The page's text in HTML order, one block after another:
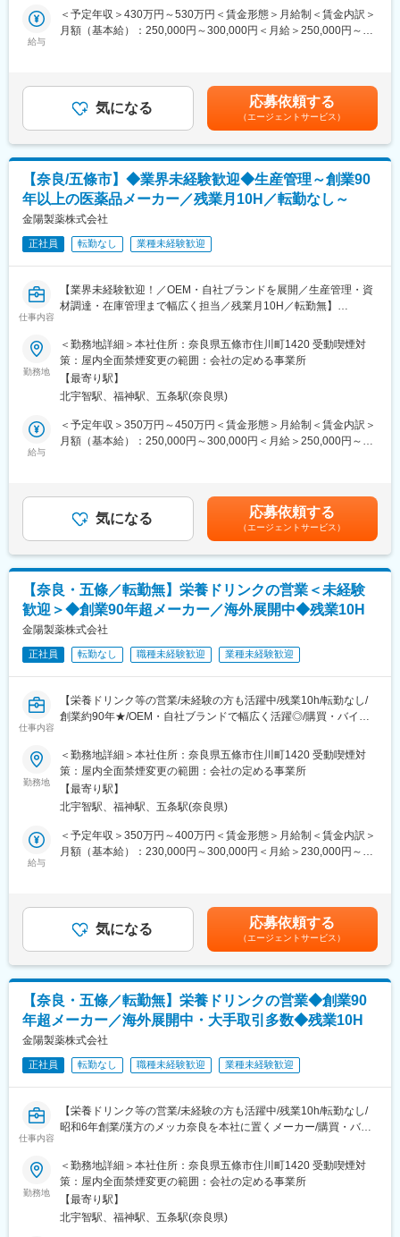
全員で意見を出し合いながら、利用者様にもスタッフにも選ばれ
る事業所づくりを目指しています。事業の立ち上げフェーズに興
福利厚生倶楽部への加入、エクシブホテルの利用、誕生日ケーキ
のプレゼント、新年会・歓迎会など社内イベント費用の会社負担
など、福利厚生制度が充実しています。
また、社員同士の交流を深める機会として、BBQ、社長宅での蟹
パーティー、ゴルフ、ボウリングといった社内イベントも開催さ
れており、部署を超えたコミュニケーションが生まれる風土があ
ります。
変更の範囲：無
進めていくため、体制強化を目的とした採用を行います。
■業務内容：
調整・試運転を行います。
月に一度程、出張で顧客先に向かい現場も感じていただけます。
気回路の設計まで担当できる業務の幅は広いです。
◎エンジニアとして電気だけでなくソフトや機械設計迄関われる
ことが出来る市場価値の上がるポジションです。
◎当部門には定期的に他業界からの入社者もおり育成の風土がご
す。
https://www.qualicaps.co.jp/product/machine/
◎機械の価格は2000万円台～3億円まで幅広く、業界でも国内納
◎当社の製剤機械は、多機能/高機能/使いやすさ/高精度/GMP対応
可能といった特長を持ち、カプセル/錠剤の一貫した製造ラインに
対応しています。
未経験の方でも安心してスタートできるよう、入社後は先輩スタ
ッフによるOJTで基礎から丁寧にサポートします(半年～1年)。
■組織構成：
約30名が在籍しています。
■同社について：
・2023年10月よりフランスの大手原料メーカーであるロケット社
の傘下に入りました。
・同社は「製剤関連機械」（国内トップシェア）、「ハードカプ
セル」（医薬品用カプセル世界シェア2位）2本の事業を有してい
るニッチトップなグローバル企業です。
給与
＜予定年収＞430万円～530万円＜賃金形態＞月給制＜賃金内訳＞
月額（基本給）：250,000円～300,000円＜月給＞250,000円～
張手当:1日5000円あり※年間45万円程度賃金はあくまでも目安の
金額であり、選考を通じて上下する可能性があります。月給(月額)
は固定手当を含めた表記です。
気になる 応募依頼する
（エージェントサービス）
【奈良/五條市】◆業界未経験歓迎◆生産管理～創業90
年以上の医薬品メーカー／残業月10H／転勤なし～
金陽製薬株式会社
正社員 転勤なし 業種未経験歓迎
仕事内容
【業界未経験歓迎！／OEM・自社ブランドを展開／生産管理・資
材調達・在庫管理まで幅広く担当／残業月10H／転勤無】
■仕事内容
栄養ドリンクや漢方関連製品を展開する当社にて、生産管理業務
をお任せします。生産計画の立案から資材調達、在庫管理まで担
当する工場の司令塔ポジションです。約130品目の製品を支えな
がら、工場運営全体に関わる経験を積むことができます。
＜具体的な業務＞
・在庫管理
・サプライヤー開拓
・工程指示書の作成
・受発注業務
＜製品例＞
・指定医薬部外品「Angelica」シリーズ（和漢栄養ドリンク）
・婦人薬「ジンホル」など
※全国のドラッグストアやホームセンターなどで販売される製品の
県との共同開発による漢方関連製品の開発も進めています。
今後の事業拡大を見据えた体制強化のための募集です。将来的に
は部門の中核人材としてご活躍いただくことを期待しています。
■組織構成：
体制です。製造部門と密に連携しながら、生産活動全体を支えて
います。
・生産管理部門は9名体制の少数精鋭組織のため、一人ひとりが裁
量を持ちながら業務に取り組んでいます。
・長年勤務する社員も多く、退職理由は定年退職やライフイベン
トによるものが中心です。腰を据えて働ける環境が整っていま
す。
■海外展開について
当社では国内事業に加え、タイ・ベトナムを中心とした海外展開
を推進しています。現在は海外市場への進出に向けた取り組みを
ています。。
勤務地
＜勤務地詳細＞本社住所：奈良県五條市住川町1420 受動喫煙対
策：屋内全面禁煙変更の範囲：会社の定める事業所
【最寄り駅】
北宇智駅、福神駅、五条駅(奈良県)
給与
＜予定年収＞350万円～450万円＜賃金形態＞月給制＜賃金内訳＞
月額（基本給）：250,000円～300,000円＜月給＞250,000円～
(月額)は固定手当を含めた表記です。
気になる 応募依頼する
（エージェントサービス）
【奈良・五條／転勤無】栄養ドリンクの営業＜未経験
歓迎＞◆創業90年超メーカー／海外展開中◆残業10H
金陽製薬株式会社
正社員 転勤なし 職種未経験歓迎 業種未経験歓迎
仕事内容
【栄養ドリンク等の営業/未経験の方も活躍中/残業10h/転勤なし/
創業約90年★/OEM・自社ブランドで幅広く活躍◎/購買・バイヤ
■業務内容
・メーカーへの直取引もしくは専門商社との営業を行っていただ
きます。
＜具体的には＞
・商談について：
既存顧客への営業がほとんどで、新製品の提案、価格交渉やカタ
ログを持参した製品の紹介や営業などを行います。
・出張：1w,2wに1回のペースで発生します。宿泊有で関東（東
京・北関東）の顧客のもとへ伺います。
・海外輸出…基本専門商社を通じたやり取りです。メールや電話
ただきます。
■製品（栄養ドリンク）について：
・主力：「Angelica」シリーズ（和漢栄養ドリンク）
全国の自衛隊（陸海空）の基地（駐屯地）でも当社の栄養ドリン
・OEM：全国のドラッグストアやスーパーなどに展開しており、
身近なところに広く流通しています！
■今後の事業について：
当社の栄養ドリンク剤を海外へ展開する計画を進めており、現在
は香港の日系企業からの引き合いを受け、取引を開始していま
す。タイ・ベトナムを中心に市場調査を進めており、海外でも需
勤務地
＜勤務地詳細＞本社住所：奈良県五條市住川町1420 受動喫煙対
策：屋内全面禁煙変更の範囲：会社の定める事業所
【最寄り駅】
北宇智駅、福神駅、五条駅(奈良県)
給与
＜予定年収＞350万円～400万円＜賃金形態＞月給制＜賃金内訳＞
月額（基本給）：230,000円～300,000円＜月給＞230,000円～
気になる 応募依頼する
（エージェントサービス）
【奈良・五條／転勤無】栄養ドリンクの営業◆創業90
年超メーカー／海外展開中・大手取引多数◆残業10H
金陽製薬株式会社
正社員 転勤なし 職種未経験歓迎 業種未経験歓迎
仕事内容
【栄養ドリンク等の営業/未経験の方も活躍中/残業10h/転勤なし/
昭和6年創業/漢方のメッカ奈良を本社に置くメーカー/購買・バイ
■業務内容
・メーカーへの直取引もしくは専門商社との営業を行っていただ
きます。
＜具体的には＞
勤務地
＜勤務地詳細＞本社住所：奈良県五條市住川町1420 受動喫煙対
策：屋内全面禁煙変更の範囲：会社の定める事業所
【最寄り駅】
北宇智駅、福神駅、五条駅(奈良県)